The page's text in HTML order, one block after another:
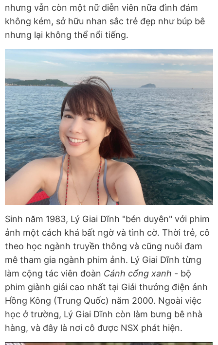
nhưng vẫn còn một nữ diễn viên nữa đình đám
không kém, sở hữu nhan sắc trẻ đẹp như búp bê
nhưng lại không thể nổi tiếng.
Sinh năm 1983, Lý Giai Dĩnh "bén duyên" với phim
ảnh một cách khá bất ngờ và tình cờ. Thời trẻ, cô
theo học ngành truyền thông và cũng nuôi đam
mê tham gia ngành phim ảnh. Lý Giai Dĩnh từng
làm cộng tác viên đoàn Cánh cổng xanh - bộ
phim giành giải cao nhất tại Giải thưởng điện ảnh
Hồng Kông (Trung Quốc) năm 2000. Ngoài việc
học ở trường, Lý Giai Dĩnh còn làm bưng bê nhà
hàng, và đây là nơi cô được NSX phát hiện.